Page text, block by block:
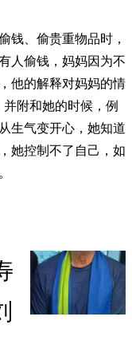
钱、偷贵重物品时，
人偷钱，妈妈因为不
他的解释对妈妈的情
附和她的时候，例
生气变开心，她知道
她控制不了自己，如